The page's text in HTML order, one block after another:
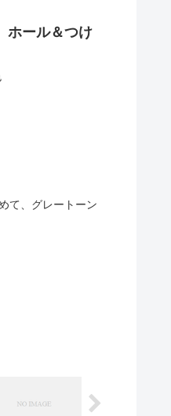
ール＆つけ
て、グレートーン